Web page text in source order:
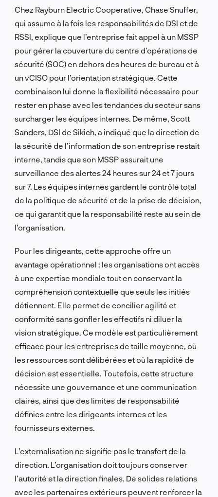
Chez Rayburn Electric Cooperative, Chase Snuffer,
qui assume à la fois les responsabilités de DSI et de
RSSI, explique que l’entreprise fait appel à un MSSP
pour gérer la couverture du centre d’opérations de
sécurité (SOC) en dehors des heures de bureau et à
un vCISO pour l’orientation stratégique. Cette
combinaison lui donne la flexibilité nécessaire pour
rester en phase avec les tendances du secteur sans
surcharger les équipes internes. De même, Scott
Sanders, DSI de Sikich, a indiqué que la direction de
la sécurité de l’information de son entreprise restait
interne, tandis que son MSSP assurait une
surveillance des alertes 24 heures sur 24 et 7 jours
sur 7. Les équipes internes gardent le contrôle total
de la politique de sécurité et de la prise de décision,
ce qui garantit que la responsabilité reste au sein de
l’organisation.
Pour les dirigeants, cette approche offre un
avantage opérationnel : les organisations ont accès
à une expertise mondiale tout en conservant la
compréhension contextuelle que seuls les initiés
détiennent. Elle permet de concilier agilité et
conformité sans gonfler les effectifs ni diluer la
vision stratégique. Ce modèle est particulièrement
efficace pour les entreprises de taille moyenne, où
les ressources sont délibérées et où la rapidité de
décision est essentielle. Toutefois, cette structure
nécessite une gouvernance et une communication
claires, ainsi que des limites de responsabilité
définies entre les dirigeants internes et les
fournisseurs externes.
L’externalisation ne signifie pas le transfert de la
direction. L’organisation doit toujours conserver
l’autorité et la direction finales. De solides relations
avec les partenaires extérieurs peuvent renforcer la